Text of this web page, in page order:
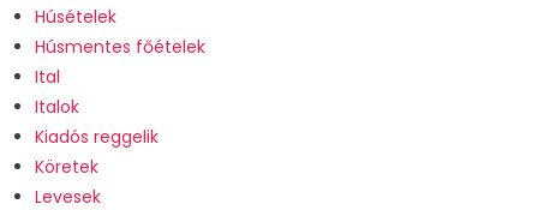
Húsételek
Húsmentes főételek
Ital
Italok
Kiadós reggelik
Köretek
Levesek